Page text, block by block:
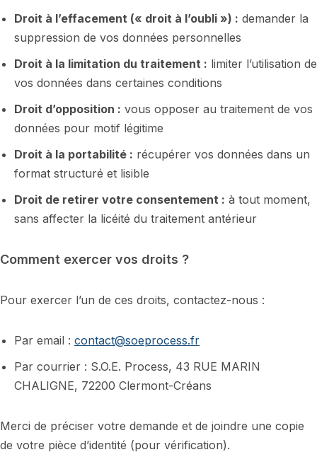
Droit à l’effacement (« droit à l’oubli ») : demander la
suppression de vos données personnelles
Droit à la limitation du traitement : limiter l’utilisation de
vos données dans certaines conditions
Droit d’opposition : vous opposer au traitement de vos
données pour motif légitime
Droit à la portabilité : récupérer vos données dans un
format structuré et lisible
Droit de retirer votre consentement : à tout moment,
sans affecter la licéité du traitement antérieur
Comment exercer vos droits ?
Pour exercer l’un de ces droits, contactez-nous :
Par email : contact@soeprocess.fr
Par courrier : S.O.E. Process, 43 RUE MARIN
CHALIGNE, 72200 Clermont-Créans
Merci de préciser votre demande et de joindre une copie
de votre pièce d’identité (pour vérification).